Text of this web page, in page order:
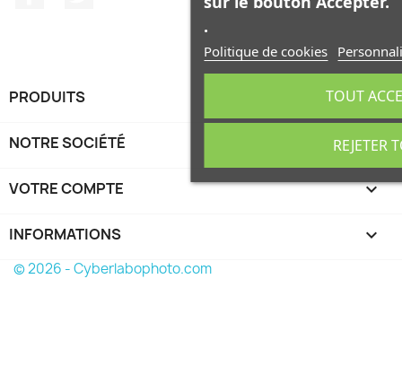
.
Politique de cookies
REJETER
TOUT
PRODUITS 
NOTRE SOCIÉTÉ 
VOTRE COMPTE 
INFORMATIONS keyboard_arrow_down
© 2026 - Cyberlabophoto.com